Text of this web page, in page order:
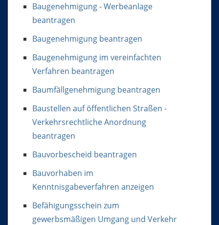
Baugenehmigung - Werbeanlage
beantragen
Baugenehmigung beantragen
Baugenehmigung im vereinfachten
Verfahren beantragen
Baumfällgenehmigung beantragen
Baustellen auf öffentlichen Straßen -
Verkehrsrechtliche Anordnung
beantragen
Bauvorbescheid beantragen
Bauvorhaben im
Kenntnisgabeverfahren anzeigen
Befähigungsschein zum
gewerbsmäßigen Umgang und Verkehr